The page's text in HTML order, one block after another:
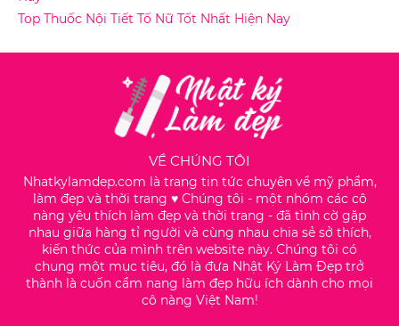
Top Thuốc Nội Tiết Tố Nữ Tốt Nhất Hiện Nay
VỀ CHÚNG TÔI
Nhatkylamdep.com là trang tin tức chuyên về mỹ phẩm,
làm đẹp và thời trang ♥️ Chúng tôi - một nhóm các cô
nàng yêu thích làm đẹp và thời trang - đã tình cờ gặp
nhau giữa hàng tỉ người và cùng nhau chia sẻ sở thích,
kiến thức của mình trên website này. Chúng tôi có
chung một mục tiêu, đó là đưa Nhật Ký Làm Đẹp trở
thành là cuốn cẩm nang làm đẹp hữu ích dành cho mọi
cô nàng Việt Nam!